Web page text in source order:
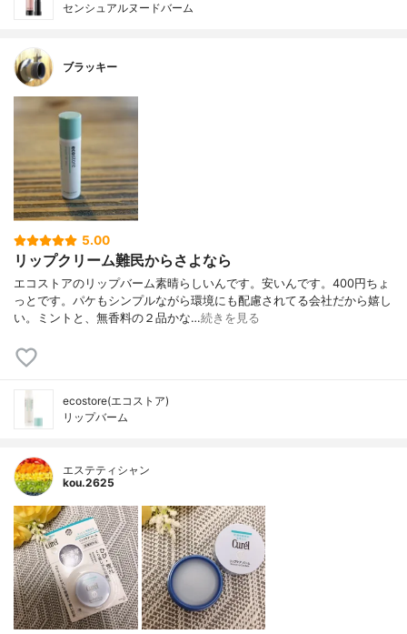
センシュアルヌードバーム
ブラッキー
5.00
リップクリーム難民からさよなら
エコストアのリップバーム素晴らしいんです。安いんです。400円ちょ
っとです。パケもシンプルながら環境にも配慮されてる会社だから嬉し
い。ミントと、無香料の２品かな…続きを見る
ecostore(エコストア)
リップバーム
エステティシャン
kou.2625